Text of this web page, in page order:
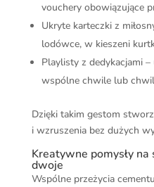
vouchery obowiązujące
Ukryte karteczki z
lodówce, w kieszeni
Playlisty z dedykacjami
wspólne chwile lub
Dzięki takim gestom
i wzruszenia bez dużych
Kreatywne pomysły na
dwoje
Wspólne przeżycia